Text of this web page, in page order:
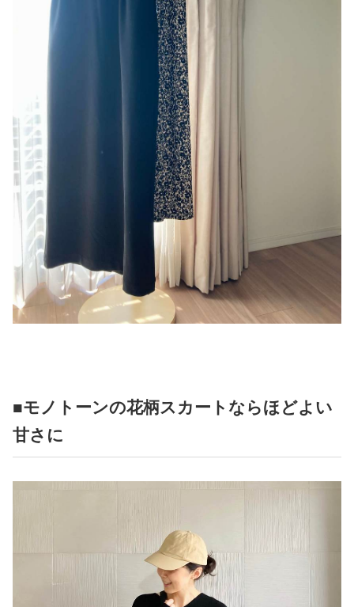
■モノトーンの花柄スカートならほどよい
甘さに